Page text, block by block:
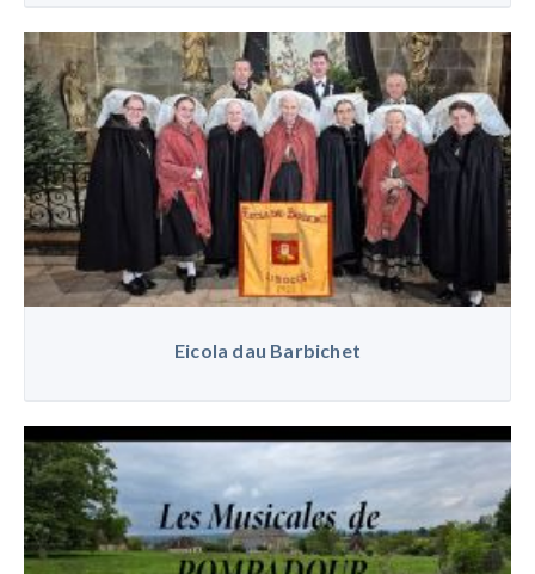
Eicola dau Barbichet